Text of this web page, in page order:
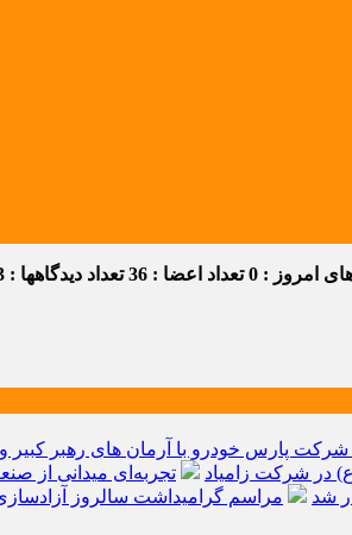
امروز : 0 تعداد اعضا : 36 تعداد دیدگاهها : 13
شرکت پارس خودرو با آرمان های رهبر کبیر و
در شرکت زامیاد
تجربه‌ای میدانی از
شد مراسم گرامیداشت سالروز